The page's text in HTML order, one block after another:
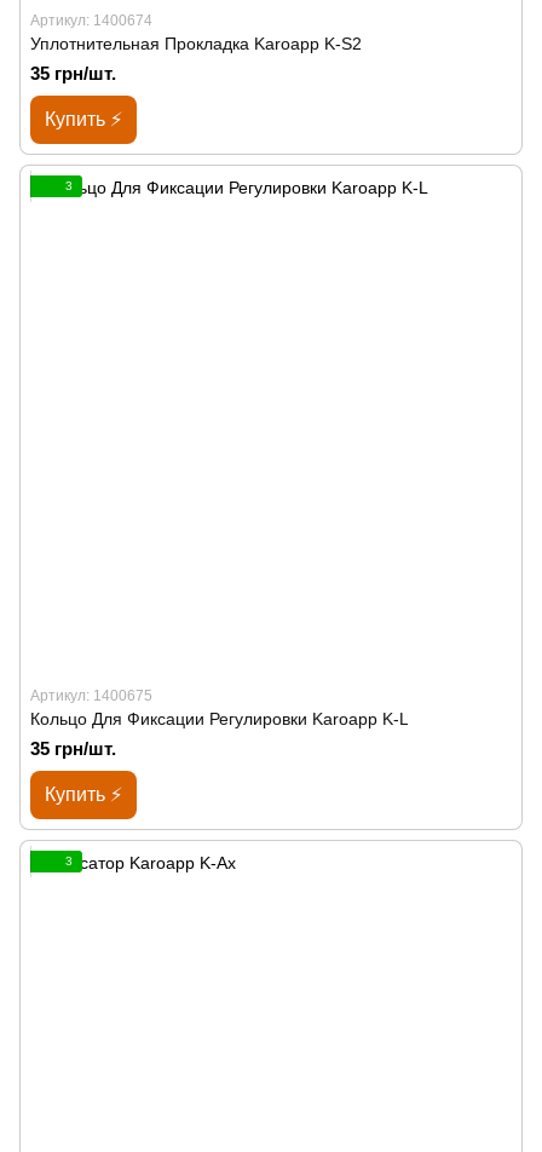
Артикул: 1400674
Уплотнительная Прокладка Karoapp K-S2
35 грн/шт.
Купить ⚡
3
Артикул: 1400675
Кольцо Для Фиксации Регулировки Karoapp K-L
35 грн/шт.
Купить ⚡
3